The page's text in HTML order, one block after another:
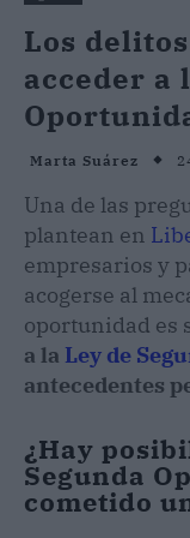
Los
acceder a
Marta Suárez
Una de las
plantean en
empresarios y
acogerse al
oportunidad es
a la Ley de
antecedentes
¿Hay
Segunda
cometido